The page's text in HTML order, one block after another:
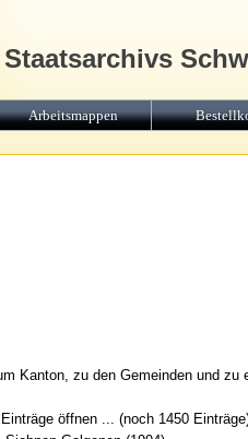
Kanton, zu den Gemeinden und zu
öffnen ... (noch 1450
Arbeitsmappen